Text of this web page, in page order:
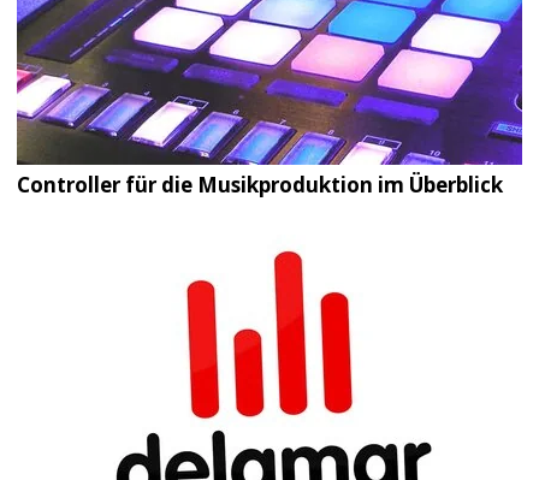
Controller für die Musikproduktion im Überblick